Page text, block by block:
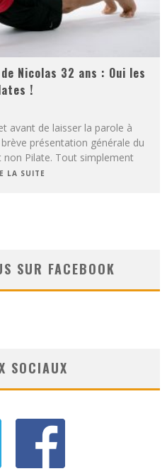
Nicolas 32 ans : Oui les
!
avant de laisser la parole à
présentation générale du
non Pilate. Tout simplement
LA SUITE
SUR FACEBOOK
SOCIAUX